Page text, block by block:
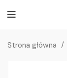
Strona główna